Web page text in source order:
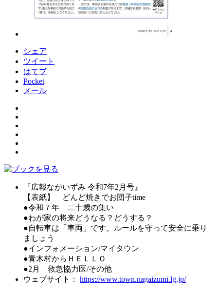
シェア
ツイート
はてブ
Pocket
メール
『広報ながいずみ 令和7年2月号』
【表紙】 どんど焼きでお団子time
●令和７年 二十歳の集い
●わが家の将来どうなる？どうする？
●自転車は「車両」です。ルールを守って安全に乗り
ましょう
●インフォメーション/マイタウン
●青木村からＨＥＬＬＯ
●2月 救急協力医/その他
ウェブサイト： https://www.town.nagaizumi.lg.jp/